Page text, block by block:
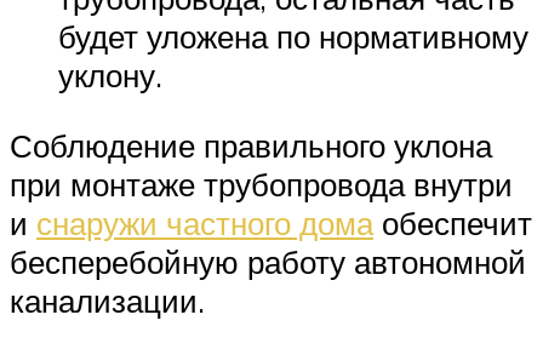
будет уложена по нормативному
уклону.
Соблюдение правильного уклона
при монтаже трубопровода внутри
и снаружи частного домаобеспечит
бесперебойную работу автономной
канализации.